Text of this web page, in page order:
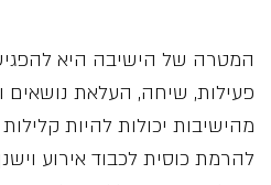
המטרה של הישיבה היא
פעילות, שיחה, העלאת נושאים
מהישיבות יכולות להיות
להרמת כוסית לכבוד אירוע